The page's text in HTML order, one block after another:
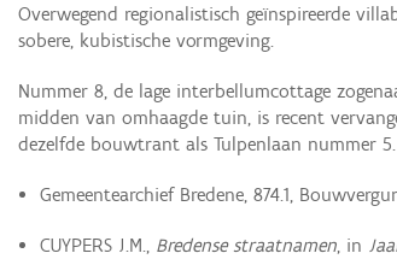
Overwegend regionalistisch geïnspireerde
sobere, kubisti­sche vormgeving.
Nummer 8, de lage interbellumcottage
midden van omhaagde tuin, is recent
dezelfde bouwtrant als Tul­pen­laan nummer 5.
Gemeentearchief Bredene, 874.1,
CUYPERS J.M., Bredense straatnamen, in